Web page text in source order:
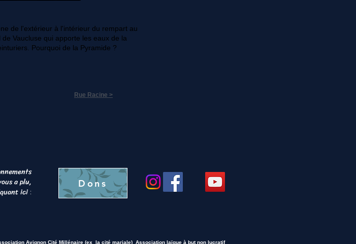
de l'extérieur à l'intérieur du rempart au
Vaucluse qui apporte les eaux de la
Pourquoi de la Pyramide ?
Rue Racine >
a plu,
ici :
Dons
Avignon Cité Millénaire (ex la cité mariale) Association laïque à but non lucratif